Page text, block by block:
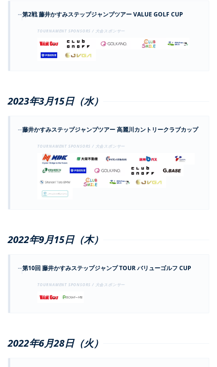
--第2戦 藤井かすみステップジャンプツアー VALUE GOLF CUP
TOURNAMENT SPONSORS / 大会スポンサー
2023年3月15日（水）
--藤井かすみステップジャンプツアー 高麗川カントリークラブカップ
TOURNAMENT SPONSORS / 大会スポンサー
2022年9月15日（木）
--第10回 藤井かすみステップジャンプ TOUR バリューゴルフ CUP
TOURNAMENT SPONSORS / 大会スポンサー
2022年6月28日（火）